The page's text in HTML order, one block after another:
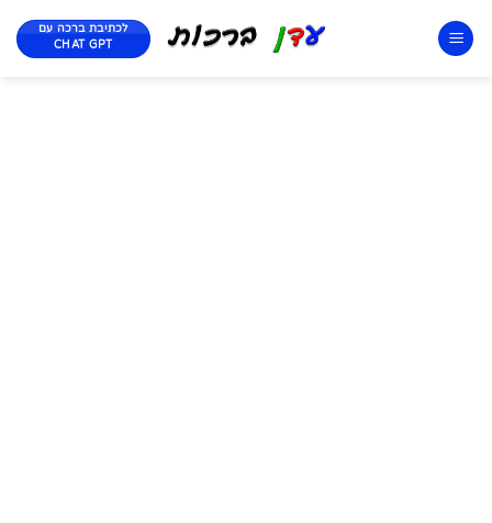
לכתיבת ברכה עם
CHAT GPT